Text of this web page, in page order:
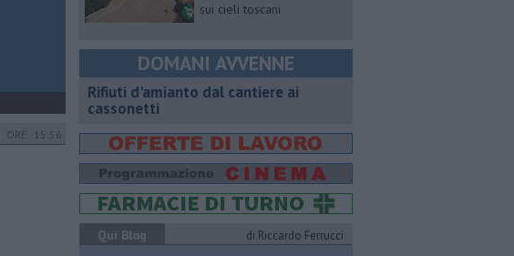
ORE 15:56
sui cieli toscani
DOMANI AVVENNE
Rifiuti d'amianto dal cantiere ai
cassonetti
Qui Blog
di Riccardo Ferrucci